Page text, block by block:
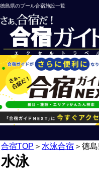
徳島県のプール合宿施設一覧
合宿TOP ＞ 水泳合宿 ＞ 徳
水泳